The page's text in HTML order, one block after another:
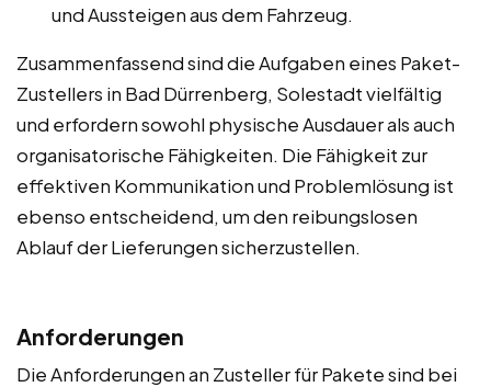
und Aussteigen aus dem Fahrzeug.
Zusammenfassend sind die Aufgaben eines Paket-
Zustellers in Bad Dürrenberg, Solestadt vielfältig
und erfordern sowohl physische Ausdauer als auch
organisatorische Fähigkeiten. Die Fähigkeit zur
effektiven Kommunikation und Problemlösung ist
ebenso entscheidend, um den reibungslosen
Ablauf der Lieferungen sicherzustellen.
Anforderungen
Die Anforderungen an Zusteller für Pakete sind bei